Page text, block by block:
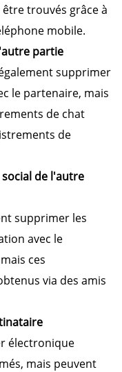
trouvés grâce à
mobile.
partie
supprimer
le partenaire, mais
de chat
de
de l'autre
supprimer les
avec le
ces
via des amis
électronique
mais peuvent